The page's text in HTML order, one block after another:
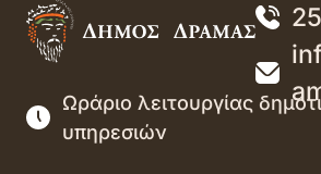
Ωράριο λειτουργίας
υπηρεσιών